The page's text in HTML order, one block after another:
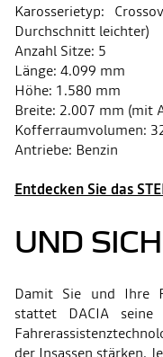
Karosserietyp:
Durchschnitt leichter)
Anzahl Sitze: 5
Länge: 4.099 mm
Höhe: 1.580 mm
Breite: 2.007 mm (mit
Kofferraumvolumen:
Antriebe: Benzin
Entdecken Sie das
UND
Damit Sie und Ihre
stattet DACIA
der Insassen stärken.